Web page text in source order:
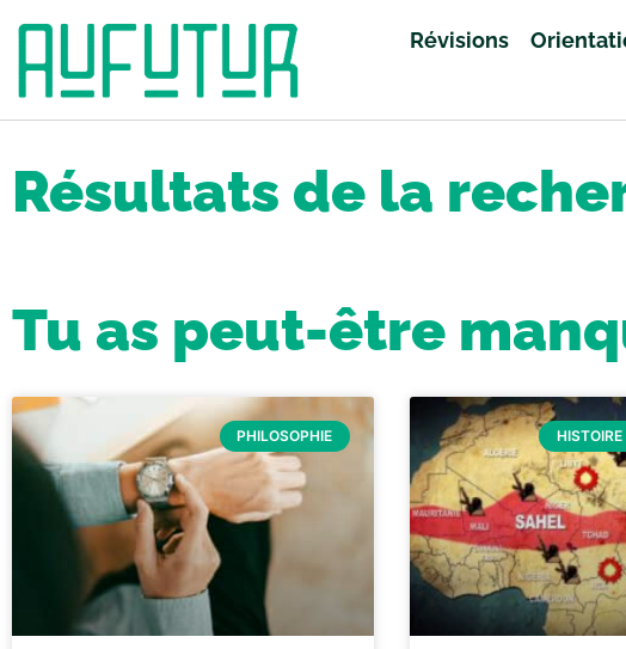
Révisions
Résultats de la
Tu as peut-être
PHILOSOPHIE